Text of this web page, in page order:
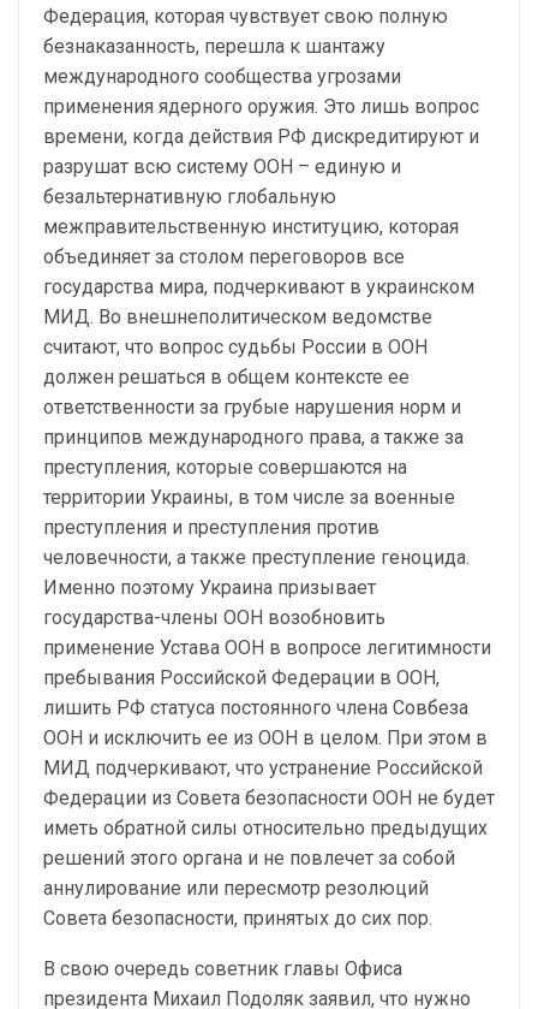
Федерация, которая чувствует свою полную
безнаказанность, перешла к шантажу
международного сообщества угрозами
применения ядерного оружия. Это лишь вопрос
времени, когда действия РФ дискредитируют и
разрушат всю систему ООН – единую и
безальтернативную глобальную
межправительственную институцию, которая
объединяет за столом переговоров все
государства мира, подчеркивают в украинском
МИД. Во внешнеполитическом ведомстве
считают, что вопрос судьбы России в ООН
должен решаться в общем контексте ее
ответственности за грубые нарушения норм и
принципов международного права, а также за
преступления, которые совершаются на
территории Украины, в том числе за военные
преступления и преступления против
человечности, а также преступление геноцида.
Именно поэтому Украина призывает
государства-члены ООН возобновить
применение Устава ООН в вопросе легитимности
пребывания Российской Федерации в ООН,
лишить РФ статуса постоянного члена Совбеза
ООН и исключить ее из ООН в целом. При этом в
МИД подчеркивают, что устранение Российской
Федерации из Совета безопасности ООН не будет
иметь обратной силы относительно предыдущих
решений этого органа и не повлечет за собой
аннулирование или пересмотр резолюций
Совета безопасности, принятых до сих пор.
В свою очередь советник главы Офиса
президента Михаил Подоляк заявил, что нужно